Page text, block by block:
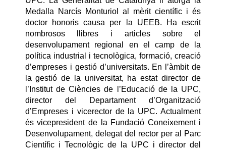
Medalla Narcís Monturiol al mèrit científic i és
doctor honoris causa per la UEEB. Ha escrit
nombrosos llibres i articles sobre el
desenvolupament regional en el camp de la
política industrial i tecnològica, formació, creació
d’empreses i gestió d’universitats. En l’àmbit de
la gestió de la universitat, ha estat director de
l’Institut de Ciències de l’Educació de la UPC,
director del Departament d’Organització
d’Empreses i vicerector de la UPC. Actualment
és vicepresident de la Fundació Coneixement i
Desenvolupament, delegat del rector per al Parc
Científic i Tecnològic de la UPC i director del